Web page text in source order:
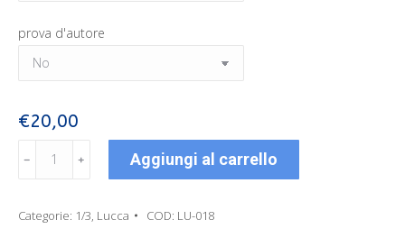
prova
€20,00
Dettaglio
da
delle
contrade
Aggiungi al carrello
Categorie: 1/3 Lucca COD: LU-018